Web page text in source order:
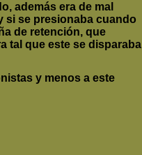
además era de mal
si se presionaba cuando
de retención, que
tal que este se disparaba
y menos a este